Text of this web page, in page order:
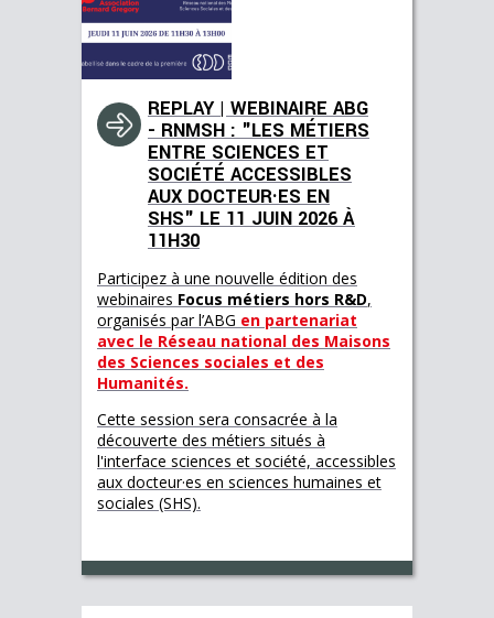
REPLAY | WEBINAIRE ABG
- RNMSH : "LES MÉTIERS
ENTRE SCIENCES ET
SOCIÉTÉ ACCESSIBLES
AUX DOCTEUR·ES EN
SHS" LE 11 JUIN 2026 À
11H30
Participez à une nouvelle édition des
webinaires Focus métiers hors R&D,
organisés par l’ABG en partenariat
avec le Réseau national des Maisons
des Sciences sociales et des
Humanités.
Cette session sera consacrée à la
découverte des métiers situés à
l'interface sciences et société, accessibles
aux docteur·es en sciences humaines et
sociales (SHS).